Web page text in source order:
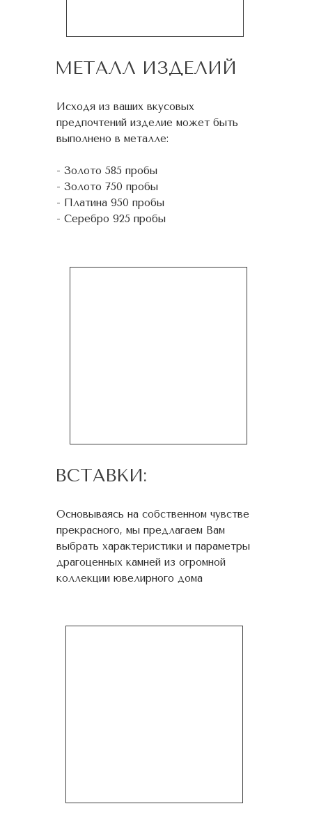
МЕТАЛЛ ИЗДЕЛИЙ
Исходя из ваших вкусовых
предпочтений изделие может быть
выполнено в металле:
- Золото 585 пробы
- Золото 750 пробы
- Платина 950 пробы
- Серебро 925 пробы
ВСТАВКИ:
Основываясь на собственном чувстве
прекрасного, мы предлагаем Вам
выбрать характеристики и параметры
драгоценных камней из огромной
коллекции ювелирного дома